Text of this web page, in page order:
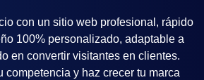
con un sitio web profesional, rápido
100% personalizado, adaptable a
en convertir visitantes en clientes.
competencia y haz crecer tu marca